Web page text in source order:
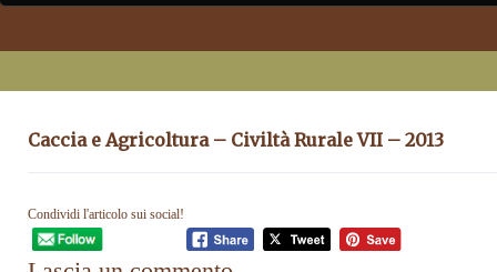
Caccia e Agricoltura – Civiltà Rurale VII – 2013
Condividi l'articolo sui social!